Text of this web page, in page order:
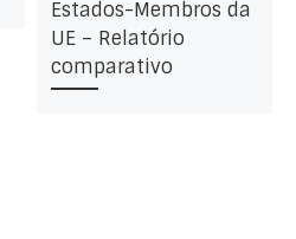
Estados-Membros da
UE – Relatório
comparativo